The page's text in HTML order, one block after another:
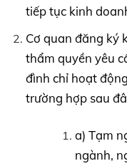
tiếp tục kinh
Cơ quan đăng ký
thẩm quyền yêu
đình chỉ hoạt
trường hợp sau
a) Tạm
ngành,